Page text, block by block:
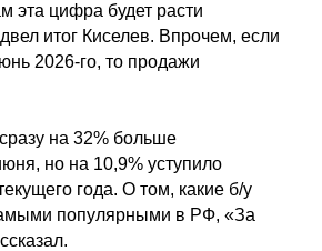
эта цифра будет расти
итог Киселев. Впрочем, если
2026-го, то продажи
на 32% больше
но на 10,9% уступило
года. О том, какие б/у
популярными в РФ, «За